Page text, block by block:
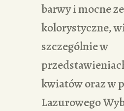
barwy i mocne
kolorystyczne,
szczególnie w
kwiatów oraz w
Lazurowego